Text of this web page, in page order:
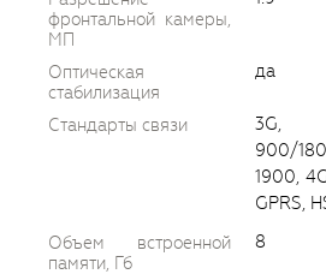
фронтальной камеры,
МП
Оптическая
стабилизация
да
Стандарты связи
3G,
900/
1900,
GPRS,
Объем встроенной
памяти, Гб
8